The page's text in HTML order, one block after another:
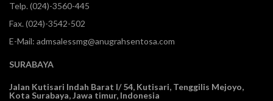
Telp. (024)-3560-445
Fax. (024)-3542-502
E-Mail: admsalessmg@anugrahsentosa.com
SURABAYA
Jalan Kutisari Indah Barat I/ 54, Kutisari, Tenggilis Mejoyo,
Kota Surabaya, Jawa timur, Indonesia